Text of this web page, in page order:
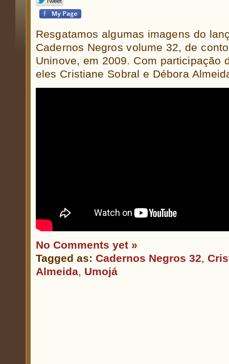
Resgatamos algumas imagens do
Cadernos Negros volume 32, de
Uninove, em 2009. Com participação
eles Cristiane Sobral e Débora
No Comments yet »
Tagged as: Cadernos Negros 32,
Almeida, Umojá